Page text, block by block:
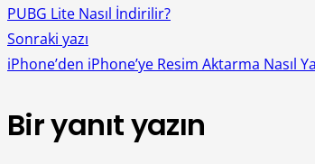
PUBG Lite Nasıl İndirilir?
Sonraki yazı
iPhone’den iPhone’ye Resim Aktarma Nasıl
Bir yanıt yazın